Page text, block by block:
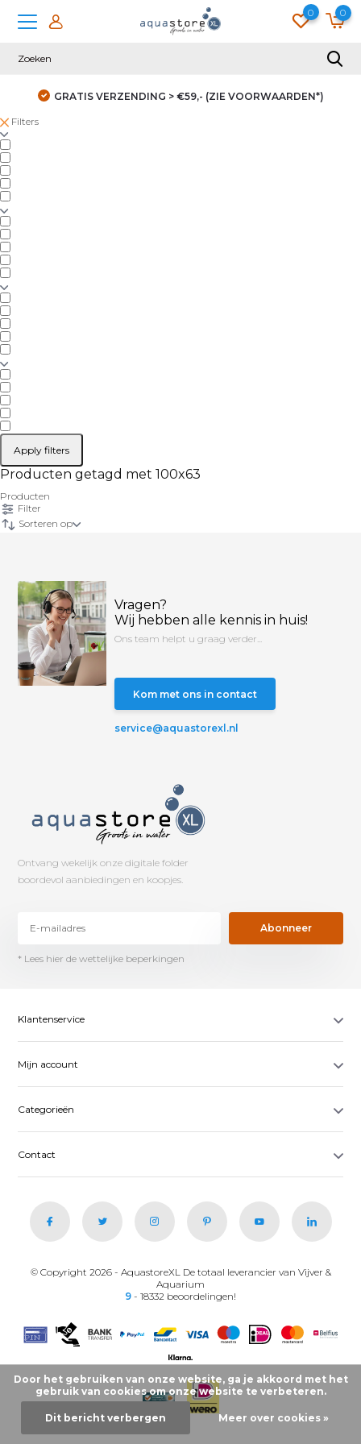
0 0
GRATIS VERZENDING > €59,- (ZIE VOORWAARDEN*)
Filters
Apply filters
Producten getagd met 100x63
Producten
Filter
Sorteren op
Vragen?
Wij hebben alle kennis in huis!
Ons team helpt u graag verder...
Kom met ons in contact
service@aquastorexl.nl
Ontvang wekelijk onze digitale folder
boordevol aanbiedingen en koopjes.
Abonneer
* Lees hier de wettelijke beperkingen
Klantenservice
Mijn account
Categorieën
Contact
© Copyright 2026 - AquastoreXL De totaal leverancier van Vijver &
Aquarium
9 - 18332 beoordelingen!
Door het gebruiken van onze website, ga je akkoord met het
gebruik van cookies om onze website te verbeteren.
Dit bericht verbergen Meer over cookies »